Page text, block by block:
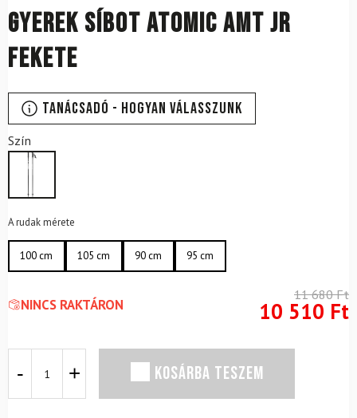
Gyerek síbot ATOMIC AMT JR
Fekete
Tanácsadó - Hogyan válasszunk
Szín
A rudak mérete
100 cm 105 cm 90 cm 95 cm
NINCS RAKTÁRON
11 680Ft
10 510 Ft
síbot
KOSÁRBA TESZEM